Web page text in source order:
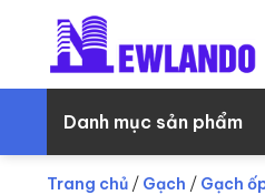
Danh mục sản phẩm
Trang chủ / Gạch / Gạch